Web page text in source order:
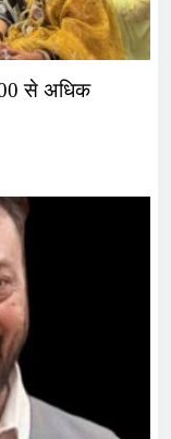
से अधिक